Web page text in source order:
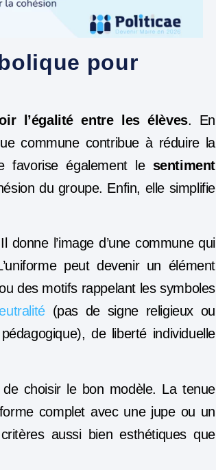
pour
l’égalité entre les élèves. En
commune contribue à réduire la
favorise également le sentiment
du groupe. Enfin, elle simplifie
donne l’image d’une commune qui
peut devenir un élément
des motifs rappelant les symboles
(pas de signe religieux ou
de liberté individuelle
choisir le bon modèle. La tenue
complet avec une jupe ou un
aussi bien esthétiques que